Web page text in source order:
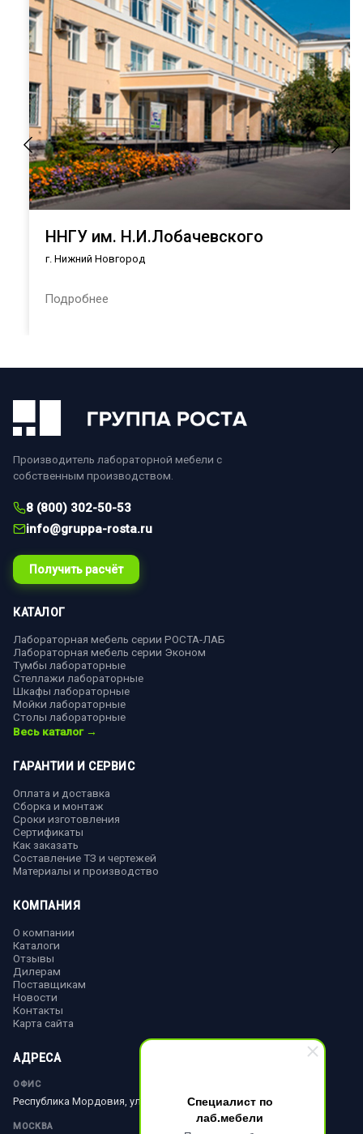
Специалист по
лаб.мебели
ННГУ им. Н.И.Лобачевского
г. Нижний Новгород
Подробнее
Производитель лабораторной мебели с
собственным производством.
8 (800) 302-50-53
info@gruppa-rosta.ru
Получить расчёт
КАТАЛОГ
Лабораторная мебель серии РОСТА-ЛАБ
Лабораторная мебель серии Эконом
Тумбы лабораторные
Стеллажи лабораторные
Шкафы лабораторные
Мойки лабораторные
Столы лабораторные
Весь каталог →
ГАРАНТИИ И СЕРВИС
Оплата и доставка
Сборка и монтаж
Сроки изготовления
Сертификаты
Как заказать
Составление ТЗ и чертежей
Материалы и производство
КОМПАНИЯ
О компании
Каталоги
Отзывы
Дилерам
Поставщикам
Новости
Контакты
Карта сайта
АДРЕСА
ОФИС
Республика Мордовия, ул. Ленина, д. 51
МОСКВА